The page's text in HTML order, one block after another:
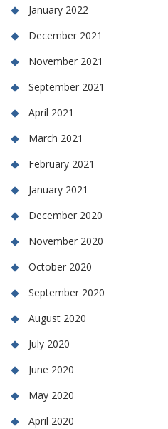
January 2022
December 2021
November 2021
September 2021
April 2021
March 2021
February 2021
January 2021
December 2020
November 2020
October 2020
September 2020
August 2020
July 2020
June 2020
May 2020
April 2020